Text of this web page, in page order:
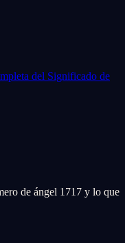
del Significado de
de ángel 1717 y lo que